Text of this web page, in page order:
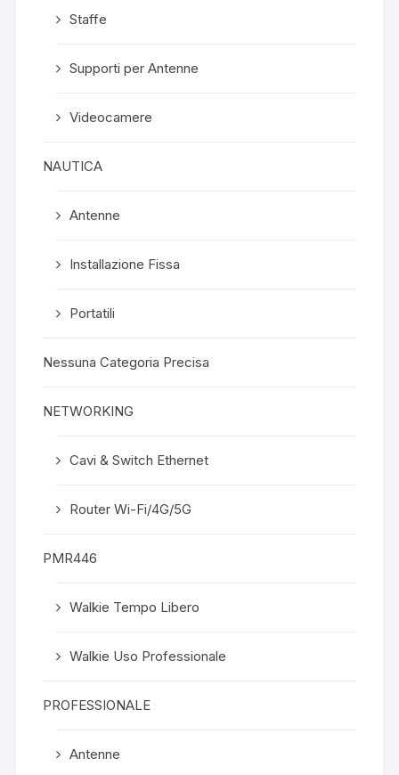
Staffe
Supporti per Antenne
Videocamere
NAUTICA
Antenne
Installazione Fissa
Portatili
Nessuna Categoria Precisa
NETWORKING
Cavi & Switch Ethernet
Router Wi-Fi/4G/5G
PMR446
Walkie Tempo Libero
Walkie Uso Professionale
PROFESSIONALE
Antenne